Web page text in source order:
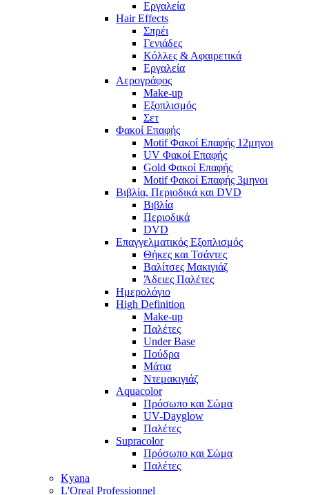
Εργαλεία
Hair Effects
Σπρέι
Γενιάδες
Κόλλες & Αφαιρετικά
Εργαλεία
Αερογράφος
Make-up
Εξοπλισμός
Σετ
Φακοί Επαφής
Motif Φακοί Επαφής 12μηνοι
UV Φακοί Επαφής
Gold Φακοί Επαφής
Motif Φακοί Επαφής 3μηνοι
Βιβλία, Περιοδικά και DVD
Βιβλία
Περιοδικά
DVD
Επαγγελματικός Εξοπλισμός
Θήκες και Τσάντες
Βαλίτσες Μακιγιάζ
Άδειες Παλέτες
Ημερολόγιο
High Definition
Make-up
Παλέτες
Under Base
Πούδρα
Μάτια
Ντεμακιγιάζ
Aquacolor
Πρόσωπο και Σώμα
UV-Dayglow
Παλέτες
Supracolor
Πρόσωπο και Σώμα
Παλέτες
Kyana
L'Oreal Professionnel